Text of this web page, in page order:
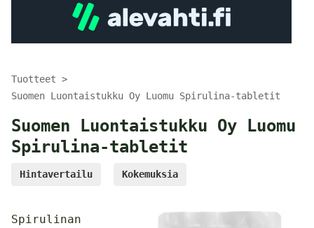
Tuotteet
Suomen Luontaistukku Oy Luomu Spirulina-tabletit
Suomen Luontaistukku Oy Luomu
Spirulina-tabletit
Hintavertailu Kokemuksia
Spirulinan